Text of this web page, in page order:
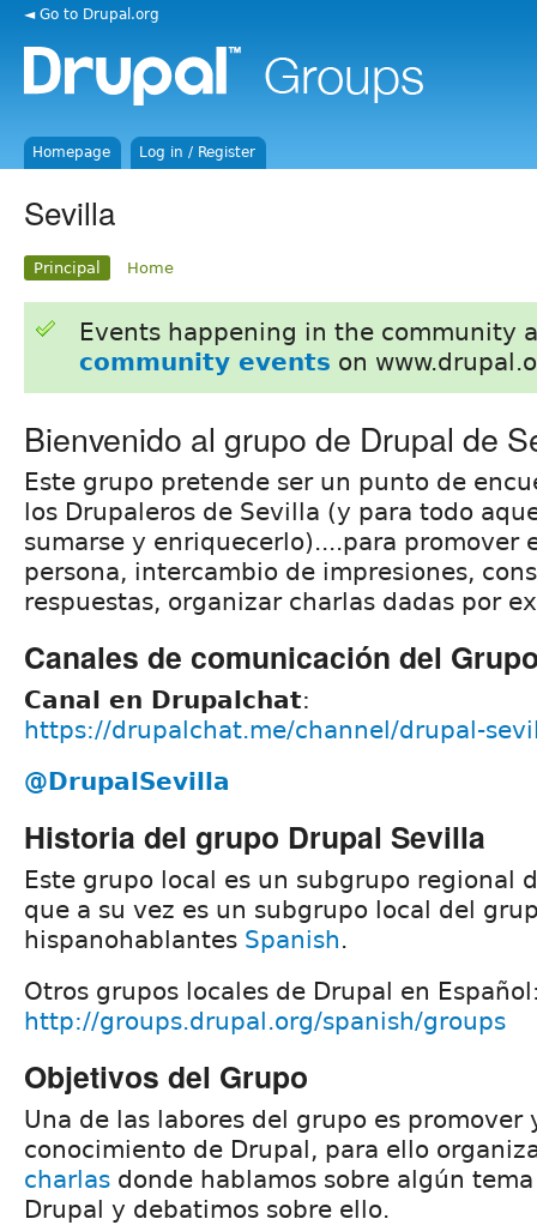
◄ Go to Drupal.org
Homepage Log in / Register
Sevilla
Principal Home
Events happening in the community
community events on
Bienvenido al grupo de Drupal de
Este grupo pretende ser un punto de
los Drupaleros de Sevilla (y para todo
sumarse y enriquecerlo)....para promover
persona, intercambio de impresiones,
respuestas, organizar charlas dadas por
Canales de comunicación del
Canal en Drupalchat:
https://drupalchat.me/channel/drupal-
@DrupalSevilla
Historia del grupo Drupal Sevilla
Este grupo local es un subgrupo regional
que a su vez es un subgrupo local del
hispanohablantes Spanish.
Otros grupos locales de Drupal en
http://groups.drupal.org/spanish/groups
Objetivos del Grupo
Una de las labores del grupo es promover
conocimiento de Drupal, para ello
charlas donde hablamos sobre algún
Drupal y debatimos sobre ello.